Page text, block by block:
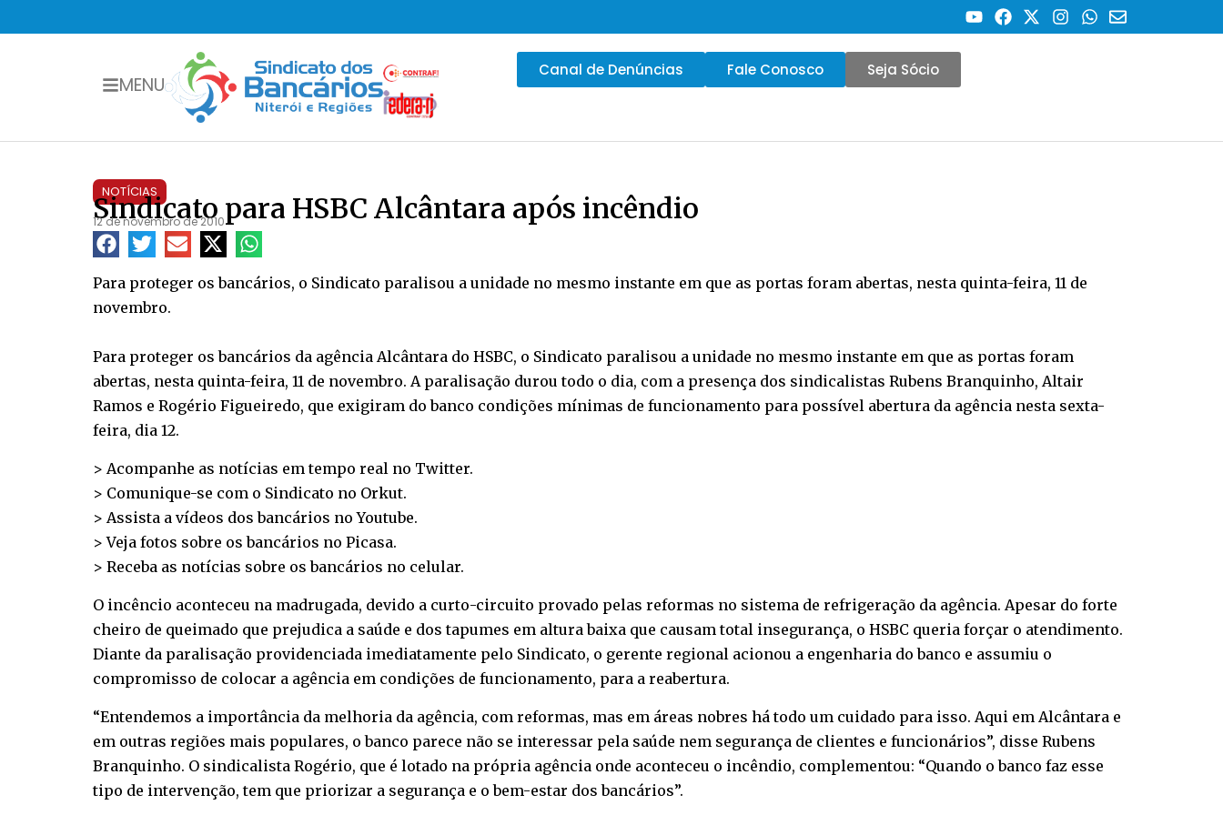
MENU
Canal de Denúncias Fale Conosco Seja Sócio
NOTÍCIAS
Sindicato para HSBC Alcântara após incêndio
12 de novembro de 2010
Para proteger os bancários, o Sindicato paralisou a unidade no mesmo instante em que as portas foram abertas, nesta quinta-feira, 11 de
novembro.
Para proteger os bancários da agência Alcântara do HSBC, o Sindicato paralisou a unidade no mesmo instante em que as portas foram
abertas, nesta quinta-feira, 11 de novembro. A paralisação durou todo o dia, com a presença dos sindicalistas Rubens Branquinho, Altair
Ramos e Rogério Figueiredo, que exigiram do banco condições mínimas de funcionamento para possível abertura da agência nesta sexta-
feira, dia 12.
> Acompanhe as notícias em tempo real no Twitter.
> Comunique-se com o Sindicato no Orkut.
> Assista a vídeos dos bancários noYoutube.
> Veja fotos sobre os bancários no Picasa.
> Receba as notícias sobre os bancários no celular.
O incêncio aconteceu na madrugada, devido a curto-circuito provado pelas reformas no sistema de refrigeração da agência. Apesar do forte
cheiro de queimado que prejudica a saúde e dos tapumes em altura baixa que causam total insegurança, o HSBC queria forçar o atendimento.
Diante da paralisação providenciada imediatamente pelo Sindicato, o gerente regional acionou a engenharia do banco e assumiu o
compromisso de colocar a agência em condições de funcionamento, para a reabertura.
“Entendemos a importância da melhoria da agência, com reformas, mas em áreas nobres há todo um cuidado para isso. Aqui em Alcântara e
em outras regiões mais populares, o banco parece não se interessar pela saúde nem segurança de clientes e funcionários”, disse Rubens
Branquinho. O sindicalista Rogério, que é lotado na própria agência onde aconteceu o incêndio, complementou: “Quando o banco faz esse
tipo de intervenção, tem que priorizar a segurança e o bem-estar dos bancários”.